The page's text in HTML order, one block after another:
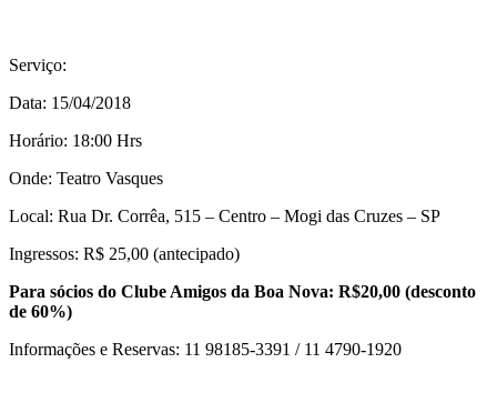
Serviço:
Data: 15/04/2018
Horário: 18:00 Hrs
Onde: Teatro Vasques
Local: Rua Dr. Corrêa, 515 – Centro – Mogi das Cruzes – SP
Ingressos: R$ 25,00 (antecipado)
Para sócios do Clube Amigos da Boa Nova: R$20,00 (desconto
de 60%)
Informações e Reservas: 11 98185-3391 / 11 4790-1920